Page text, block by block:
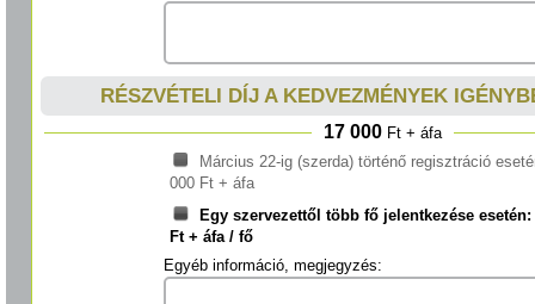
RÉSZVÉTELI DÍJ A KEDVEZMÉNYEK
17 000 Ft + áfa
Március 22-ig (szerda) történő regisztráció
000 Ft + áfa
Egy szervezettől több fő jelentkezése esetén:
Ft + áfa / fő
Egyéb információ, megjegyzés: